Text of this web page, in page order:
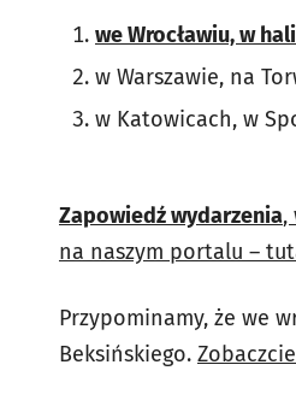
we Wrocławiu, w
w Warszawie, na
w Katowicach, w
Zapowiedź wydarzenia,
na naszym portalu –
Przypominamy, że we
Beksińskiego.